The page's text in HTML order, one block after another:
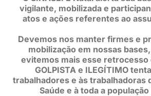
vigilante, mobilizada e
atos e ações referentes ao
Devemos nos manter firmes e
mobilização em nossas
evitemos mais esse retrocesso
GOLPISTA e ILEGÍTIMO
trabalhadores e às trabalhadoras
Saúde e à toda a